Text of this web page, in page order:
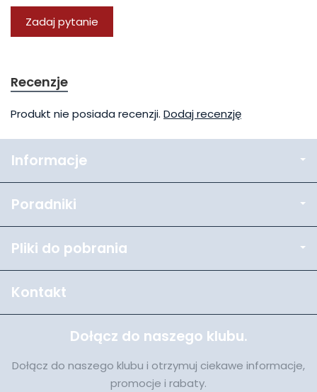
Zadaj pytanie
Recenzje
Produkt nie posiada recenzji. Dodaj recenzję
Informacje
Poradniki
Pliki do pobrania
Kontakt
Dołącz do naszego klubu.
Dołącz do naszego klubu i otrzymuj ciekawe informacje,
promocje i rabaty.